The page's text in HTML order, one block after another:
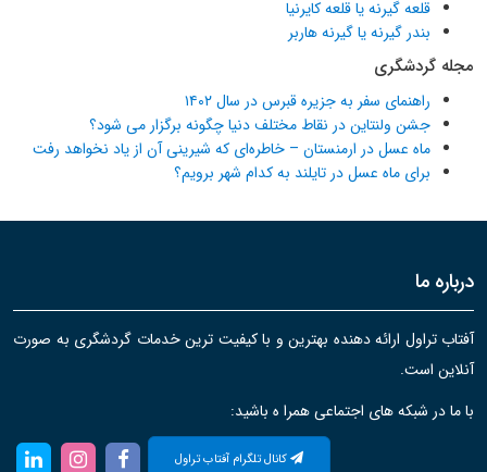
قلعه گیرنه یا قلعه کایرنیا
بندر گیرنه یا گیرنه هاربر
مجله گردشگری
راهنمای سفر به جزیره قبرس در سال ۱۴۰۲
جشن ولنتاین در نقاط مختلف دنیا چگونه برگزار می شود؟
ماه عسل در ارمنستان – خاطره‌ای که شیرینی آن از یاد نخواهد رفت
برای ماه عسل در تایلند به کدام شهر برویم؟
درباره ما
آفتاب تراول ارائه دهنده بهترین و با کیفیت ترین خدمات گردشگری به صورت
آنلاین است.
با ما در شبکه های اجتماعی همرا ه باشید:
کانال تلگرام آفتاب تراول